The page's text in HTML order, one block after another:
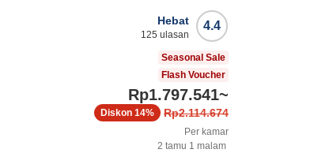
4.4
Hebat
125 ulasan
Seasonal Sale
Flash Voucher
Rp1.797.541~
Rp2.114.674
Diskon 14%
Per kamar
2 tamu 1 malam